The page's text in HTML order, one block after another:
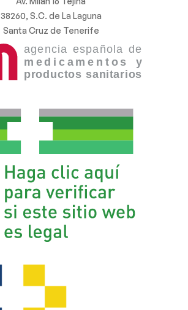
38260, S.C. de La Laguna
Santa Cruz de Tenerife